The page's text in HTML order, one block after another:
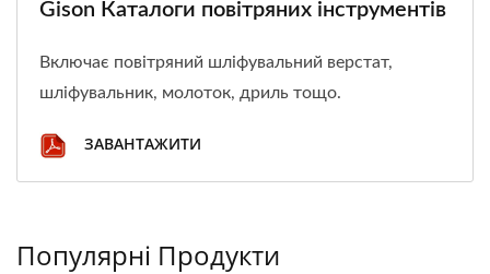
Gison Каталоги повітряних інструментів
Включає повітряний шліфувальний верстат,
шліфувальник, молоток, дриль тощо.
ЗАВАНТАЖИТИ
Популярні Продукти